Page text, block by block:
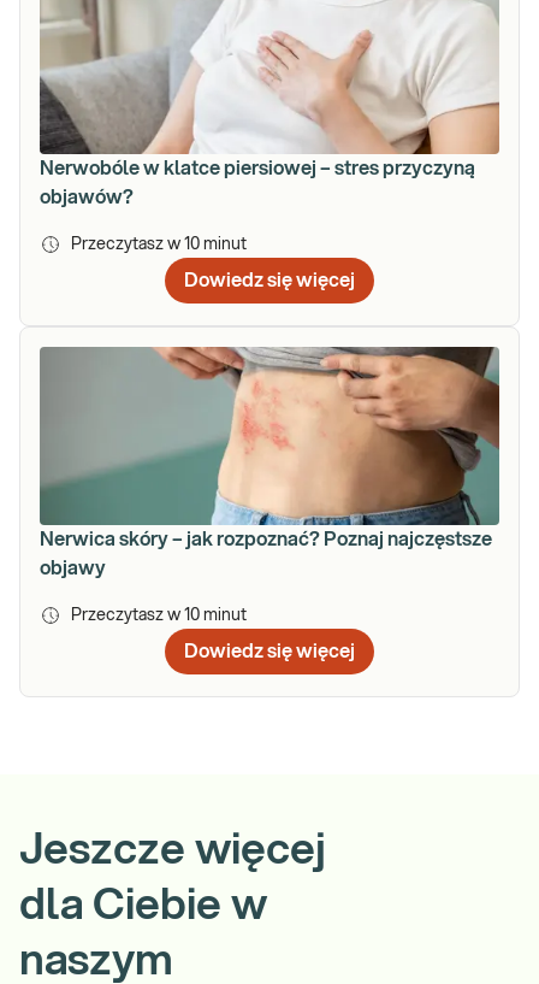
Nerwobóle w klatce piersiowej – stres przyczyną
objawów?
Przeczytasz w 10 minut
Dowiedz się więcej
Nerwica skóry – jak rozpoznać? Poznaj najczęstsze
objawy
Przeczytasz w 10 minut
Dowiedz się więcej
Jeszcze więcej
dla Ciebie w
naszym